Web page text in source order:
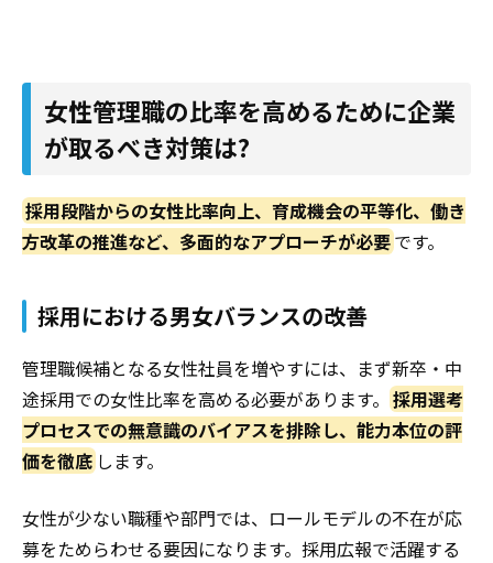
女性管理職の比率を高めるために企業
が取るべき対策は?
採用段階からの女性比率向上、育成機会の平等化、働き
方改革の推進など、多面的なアプローチが必要です。
採用における男女バランスの改善
管理職候補となる女性社員を増やすには、まず新卒・中
途採用での女性比率を高める必要があります。 採用選考
プロセスでの無意識のバイアスを排除し、能力本位の評
価を徹底 します。
女性が少ない職種や部門では、ロールモデルの不在が応
募をためらわせる要因になります。採用広報で活躍する